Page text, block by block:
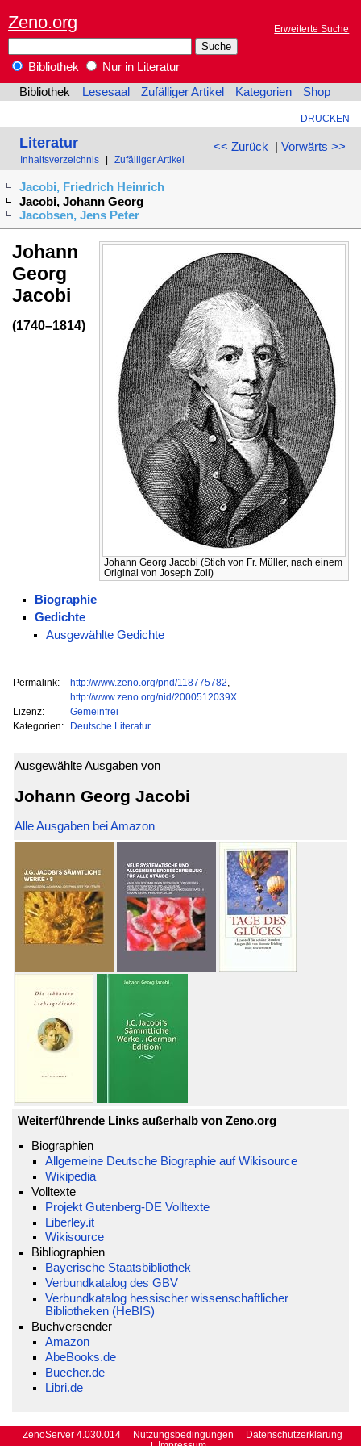
Zeno.org Erweiterte Suche
Bibliothek
Nur in Literatur
Bibliothek
Lesesaal Zufälliger Artikel Kategorien Shop
DRUCKEN
<< Zurück | Vorwärts >>
Literatur
Inhaltsverzeichnis Zufälliger Artikel
Jacobi, Friedrich Heinrich
Jacobi, Johann Georg
Jacobsen, Jens Peter
Johann Georg Jacobi (Stich von Fr. Müller, nach einem
Original von Joseph Zoll)
Johann
Georg
Jacobi
(1740–1814)
Biographie
Gedichte
Ausgewählte Gedichte
Permalink: http://www.zeno.org/pnd/118775782
http://www.zeno.org/nid/2000512039X
Lizenz:
Gemeinfrei
Kategorien:
Deutsche Literatur
Ausgewählte Ausgaben von
Johann Georg Jacobi
Alle Ausgaben bei Amazon
Weiterführende Links außerhalb von Zeno.org
Biographien
Allgemeine Deutsche Biographie auf Wikisource
Wikipedia
Volltexte
Projekt Gutenberg-DE Volltexte
Liberley.it
Wikisource
Bibliographien
Bayerische Staatsbibliothek
Verbundkatalog des GBV
Verbundkatalog hessischer wissenschaftlicher
Bibliotheken (HeBIS)
Buchversender
Amazon
AbeBooks.de
Buecher.de
Libri.de
ZenoServer 4.030.014 Nutzungsbedingungen
Datenschutzerklärung